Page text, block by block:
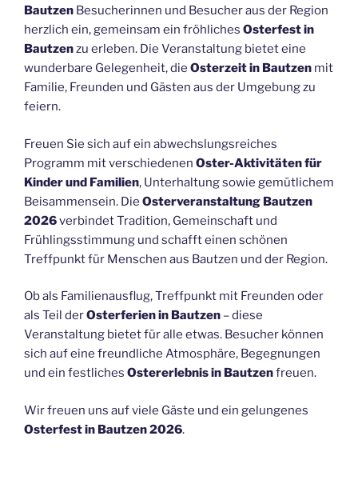
Bautzen Besucherinnen und Besucher aus der Region
herzlich ein, gemeinsam ein fröhliches Osterfest in
Bautzenzu erleben. Die Veranstaltung bietet eine
wunderbare Gelegenheit, die Osterzeit in Bautzen mit
Familie, Freunden und Gästen aus der Umgebung zu
feiern.
Freuen Sie sich auf ein abwechslungsreiches
Programm mit verschiedenen Oster-Aktivitäten für
Kinder und Familien, Unterhaltung sowie gemütlichem
Beisammensein. Die Osterveranstaltung Bautzen
2026verbindet Tradition, Gemeinschaft und
Frühlingsstimmung und schafft einen schönen
Treffpunkt für Menschen aus Bautzen und der Region.
Ob als Familienausflug, Treffpunkt mit Freunden oder
als Teil derOsterferien in Bautzen – diese
Veranstaltung bietet für alle etwas. Besucher können
sich auf eine freundliche Atmosphäre, Begegnungen
und ein festliches Ostererlebnis in Bautzenfreuen.
Wir freuen uns auf viele Gäste und ein gelungenes
Osterfest in Bautzen 2026.